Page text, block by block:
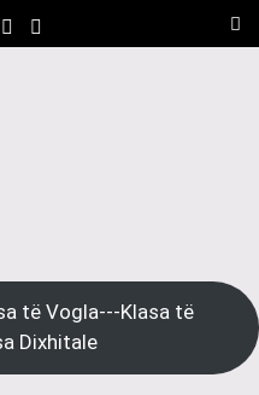
të Vogla---Klasa të
Dixhitale